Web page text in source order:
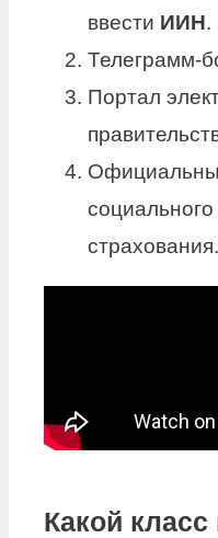
ввести ИИН.
Телеграмм-
Портал
страхования.
Какой